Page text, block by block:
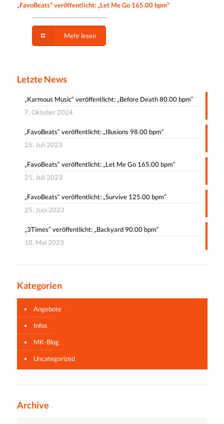
„FavoBeats“ veröffentlicht: „Let Me Go 165.00 bpm“
Mehr lesen
Letzte News
„Karmous Music“ veröffentlicht: „Before Death 80.00 bpm“
7. Oktober 2024
„FavoBeats“ veröffentlicht: „Illusions 98.00 bpm“
25. Juli 2023
„FavoBeats“ veröffentlicht: „Let Me Go 165.00 bpm“
25. Juli 2023
„FavoBeats“ veröffentlicht: „Survive 125.00 bpm“
25. Juni 2023
„3Times“ veröffentlicht: „Backyard 90.00 bpm“
10. Mai 2023
Kategorien
Angebote
Infos
MK-Blog
Uncategorized
Archive